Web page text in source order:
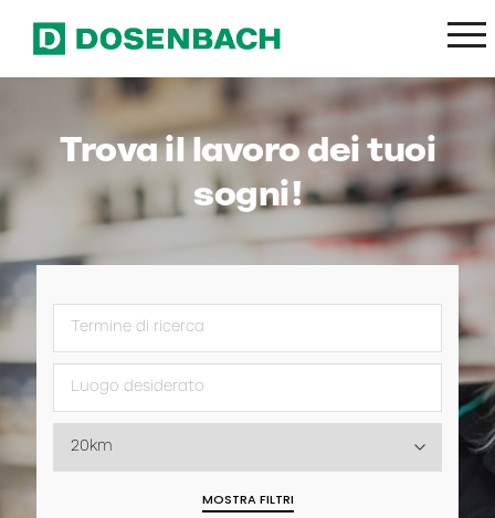
Trova il lavoro dei tuoi
sogni!
Termine di ricerca
Luogo desiderato
MOSTRA FILTRI